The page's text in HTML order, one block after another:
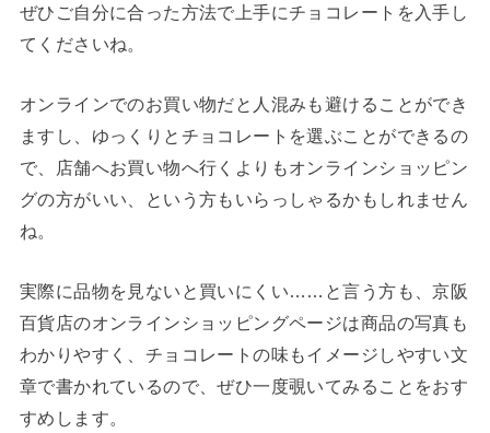
ぜひご自分に合った方法で上手にチョコレートを入手し
てくださいね。
オンラインでのお買い物だと人混みも避けることができ
ますし、ゆっくりとチョコレートを選ぶことができるの
で、店舗へお買い物へ行くよりもオンラインショッピン
グの方がいい、という方もいらっしゃるかもしれません
ね。
実際に品物を見ないと買いにくい……と言う方も、京阪
百貨店のオンラインショッピングページは商品の写真も
わかりやすく、チョコレートの味もイメージしやすい文
章で書かれているので、ぜひ一度覗いてみることをおす
すめします。